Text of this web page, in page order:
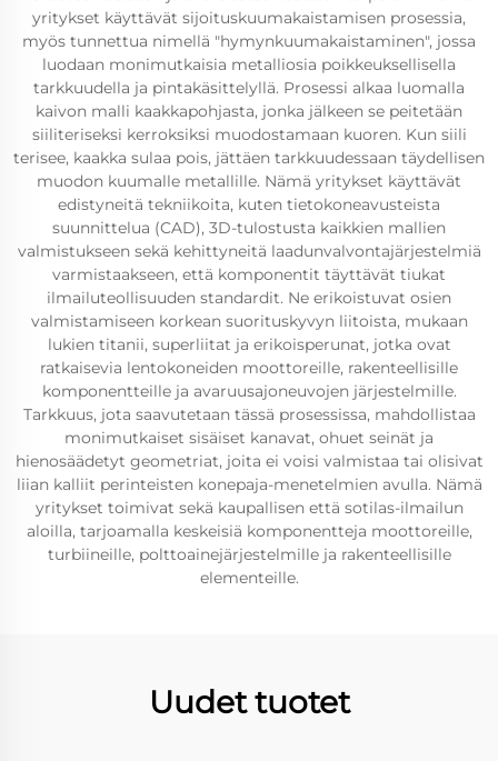
yritykset käyttävät sijoituskuumakaistamisen prosessia,
myös tunnettua nimellä "hymynkuumakaistaminen", jossa
luodaan monimutkaisia metalliosia poikkeuksellisella
tarkkuudella ja pintakäsittelyllä. Prosessi alkaa luomalla
kaivon malli kaakkapohjasta, jonka jälkeen se peitetään
siiliteriseksi kerroksiksi muodostamaan kuoren. Kun siili
terisee, kaakka sulaa pois, jättäen tarkkuudessaan täydellisen
muodon kuumalle metallille. Nämä yritykset käyttävät
edistyneitä tekniikoita, kuten tietokoneavusteista
suunnittelua (CAD), 3D-tulostusta kaikkien mallien
valmistukseen sekä kehittyneitä laadunvalvontajärjestelmiä
varmistaakseen, että komponentit täyttävät tiukat
ilmailuteollisuuden standardit. Ne erikoistuvat osien
valmistamiseen korkean suorituskyvyn liitoista, mukaan
lukien titanii, superliitat ja erikoisperunat, jotka ovat
ratkaisevia lentokoneiden moottoreille, rakenteellisille
komponentteille ja avaruusajoneuvojen järjestelmille.
Tarkkuus, jota saavutetaan tässä prosessissa, mahdollistaa
monimutkaiset sisäiset kanavat, ohuet seinät ja
hienosäädetyt geometriat, joita ei voisi valmistaa tai olisivat
liian kalliit perinteisten konepaja-menetelmien avulla. Nämä
yritykset toimivat sekä kaupallisen että sotilas-ilmailun
aloilla, tarjoamalla keskeisiä komponentteja moottoreille,
turbiineille, polttoainejärjestelmille ja rakenteellisille
elementeille.
Uudet tuotet